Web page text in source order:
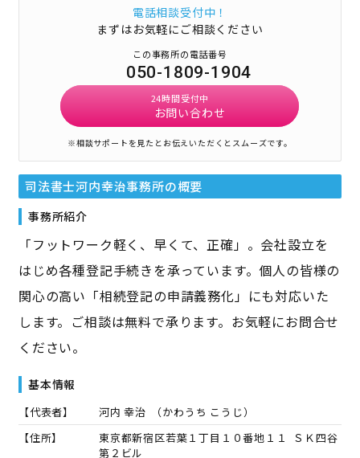
電話相談受付中！
まずはお気軽にご相談ください
この事務所の電話番号
050-1809-1904
24時間受付中
お問い合わせ
※相談サポートを見たとお伝えいただくとスムーズです。
司法書士河内幸治事務所の概要
事務所紹介
「フットワーク軽く、早くて、正確」。会社設立を
はじめ各種登記手続きを承っています。個人の皆様の
関心の高い「相続登記の申請義務化」にも対応いた
します。ご相談は無料で承ります。お気軽にお問合せ
ください。
基本情報
【代表者】 河内 幸治 （かわうち こうじ）
【住所】
東京都新宿区若葉１丁目１０番地１１ ＳＫ四谷
第２ビル